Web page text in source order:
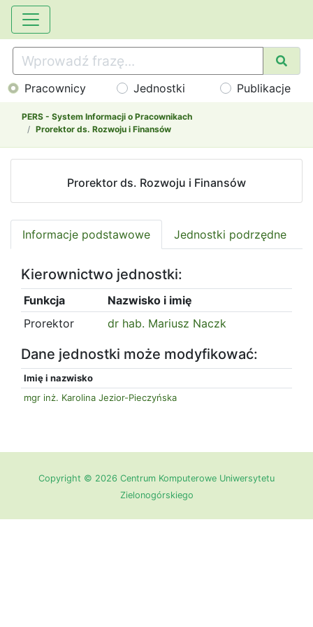
Pracownicy Jednostki Publikacje
PERS - System Informacji o Pracownikach
Prorektor ds. Rozwoju i Finansów
Prorektor ds. Rozwoju i Finansów
Informacje podstawowe Jednostki podrzędne
Kierownictwo jednostki:
Funkcja
Nazwisko i imię
Prorektor
dr hab. Mariusz Naczk
Dane jednostki może modyfikować:
Imię i nazwisko
mgr inż. Karolina Jezior-Pieczyńska
Copyright © 2026 Centrum Komputerowe Uniwersytetu
Zielonogórskiego